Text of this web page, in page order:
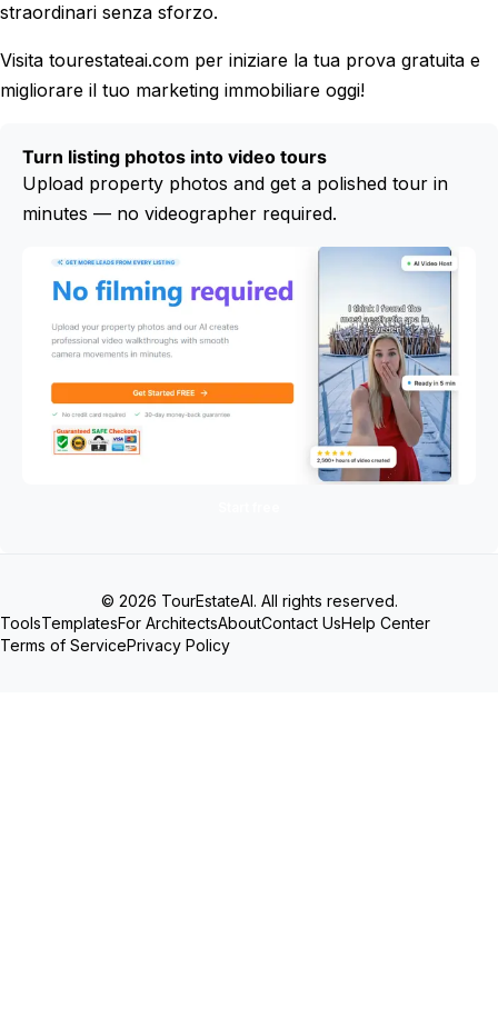
straordinari senza sforzo.
Visita tourestateai.com per iniziare la tua prova gratuita e
migliorare il tuo marketing immobiliare oggi!
Turn listing photos into video tours
Upload property photos and get a polished tour in
minutes — no videographer required.
© 2026 TourEstateAI. All rights reserved.
ToolsTemplatesFor ArchitectsAboutContact UsHelp Center
Terms of ServicePrivacy Policy